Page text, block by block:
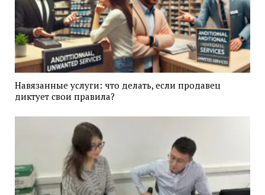
Навязанные услуги: что делать, если продавец
диктует свои правила?